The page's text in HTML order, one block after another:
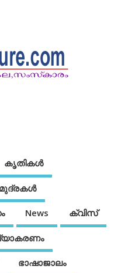
കൃതികൾ
News ക്വിസ്
ഭാഷാജാലം